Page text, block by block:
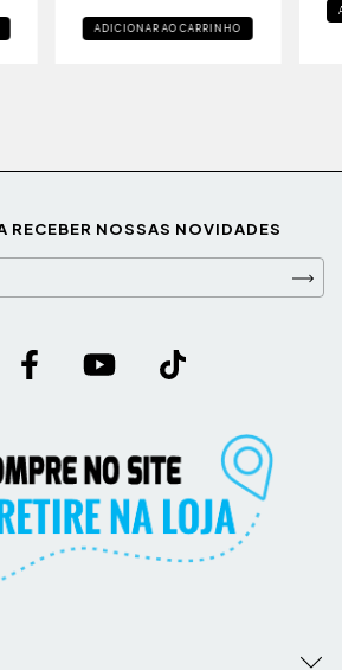
ADICIONAR AO CARRINHO
RECEBER NOSSAS NOVIDADES